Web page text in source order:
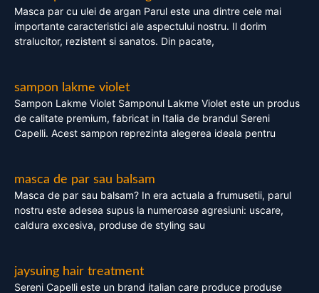
Masca par cu ulei de argan Parul este una dintre cele mai
importante caracteristici ale aspectului nostru. Il dorim
stralucitor, rezistent si sanatos. Din pacate,
sampon lakme violet
Sampon Lakme Violet Samponul Lakme Violet este un produs
de calitate premium, fabricat in Italia de brandul Sereni
Capelli. Acest sampon reprezinta alegerea ideala pentru
masca de par sau balsam
Masca de par sau balsam? In era actuala a frumusetii, parul
nostru este adesea supus la numeroase agresiuni: uscare,
caldura excesiva, produse de styling sau
jaysuing hair treatment
Sereni Capelli este un brand italian care produce produse